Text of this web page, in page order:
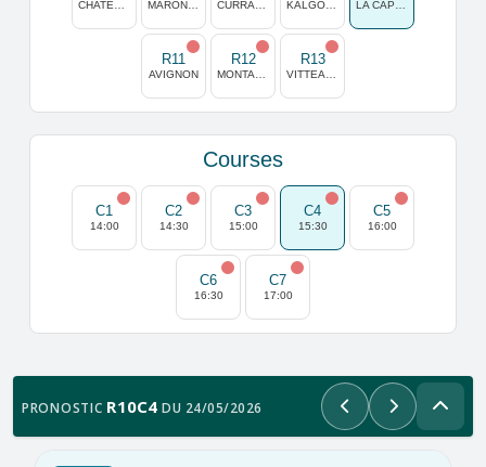
R11
AVIGNON
R12 R13
Courses
C1
14:00
C2
14:30
C3
15:00
C4
15:30
C5
16:00
C6
16:30
C7
17:00
PRONOSTIC R10C4 DU 24/05/2026 PrécédentSuivant